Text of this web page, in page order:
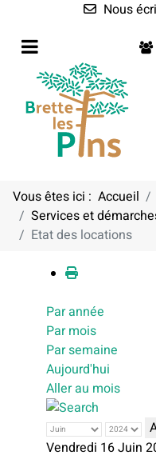
Nous
Vous êtes ici : Accueil
Services et
Etat des locations
Par année
Par mois
Par semaine
Aujourd'hui
Aller au mois
Vendredi 16 Juin